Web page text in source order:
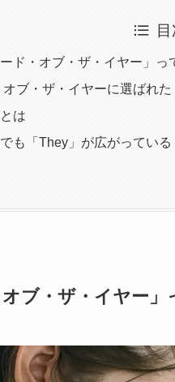
目
ド・オブ・ザ・イヤー」っ
ブ・ザ・イヤーに選ばれた
は
も「They」が広がっている
ブ・ザ・イヤー」